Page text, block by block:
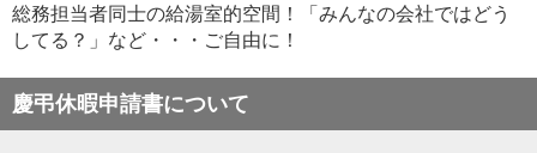
総務担当者同士の給湯室的空間！「みんなの会社ではどう
してる？」など・・・ご自由に！
慶弔休暇申請書について